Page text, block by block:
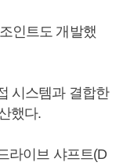
인트도 개발했
시스템과 결합한
했다.
라이브 샤프트(D